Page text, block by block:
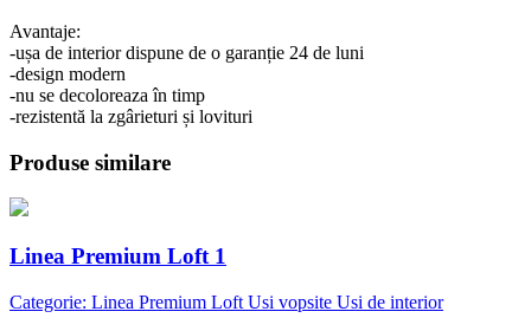
Avantaje:
-ușa de interior dispune de o garanție 24 de luni
-design modern
-nu se decoloreaza în timp
-rezistentă la zgârieturi și lovituri
Produse similare
Linea Premium Loft 1
Categorie: Linea Premium Loft Usi vopsite Usi de interior